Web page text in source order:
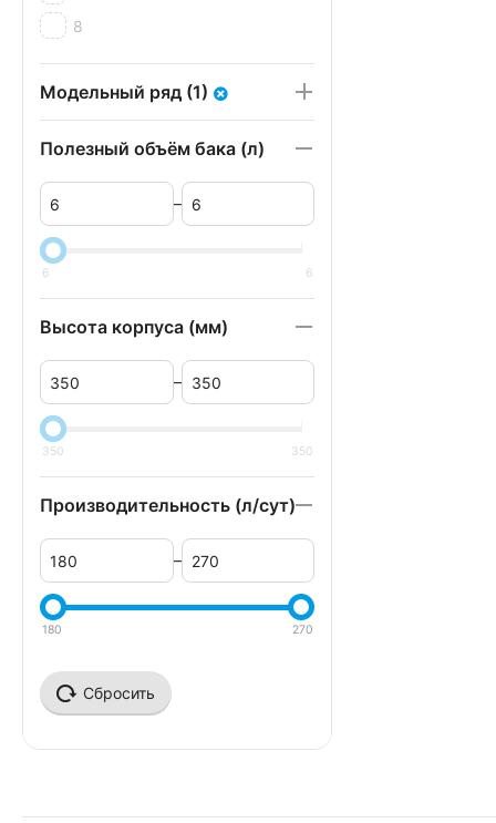
8
Модельный ряд (1)
Полезный объём бака (л)
–
6 6
Высота корпуса (мм)
–
350 350
Производительность (л/сут)
–
180 270
Сбросить